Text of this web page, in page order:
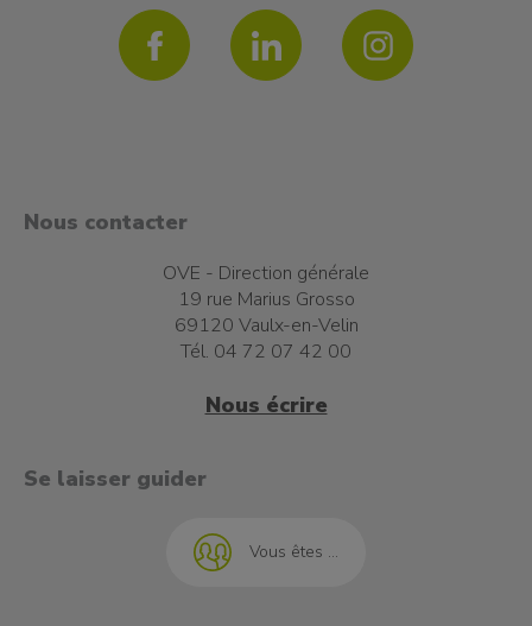
Nous contacter
OVE - Direction générale
19 rue Marius Grosso
69120 Vaulx-en-Velin
Tél. 04 72 07 42 00
Nous écrire
Se laisser guider
Vous êtes ...